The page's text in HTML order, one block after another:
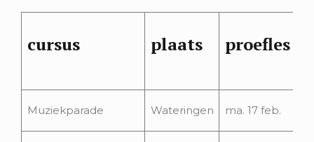
cursus plaats proefles
Muziekparade Wateringen ma. 17 feb.